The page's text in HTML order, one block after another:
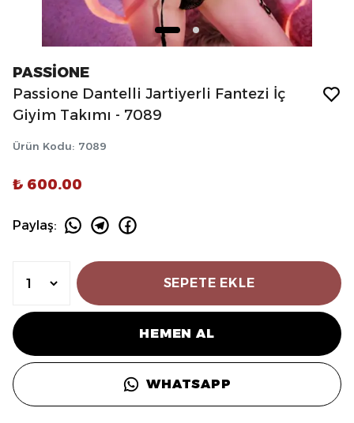
PASSİONE
Passione Dantelli Jartiyerli Fantezi İç
Giyim Takımı - 7089
Ürün Kodu: 7089
₺ 600.00
Paylaş:
SEPETE EKLE
HEMEN AL
WHATSAPP